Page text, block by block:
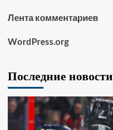
Лента комментариев
WordPress.org
Последние новости